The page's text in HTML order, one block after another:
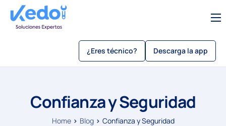
Como usar kedo app
Sé un técnico
¿Eres técnico? Descarga la app
Confianza y Seguridad
Home Blog Confianza y Seguridad